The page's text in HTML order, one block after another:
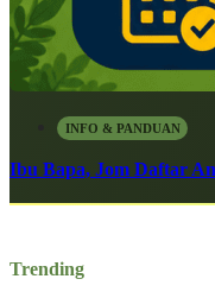
INFO & PANDUAN
Ibu Bapa, Jom Daftar
Trending